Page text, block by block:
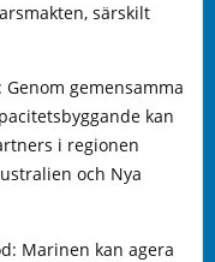
särskilt
gemensamma
kan
i regionen
och Nya
Marinen kan agera